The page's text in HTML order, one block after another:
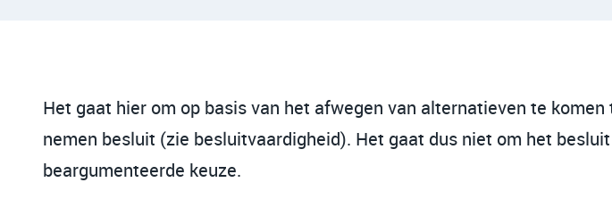
Het gaat hier om op basis van het afwegen van alternatieven te
nemen besluit (zie besluitvaardigheid). Het gaat dus niet om het
beargumenteerde keuze.